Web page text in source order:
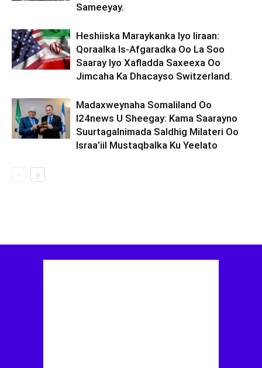
Sameeyay.
Heshiiska Maraykanka Iyo Iiraan:
Qoraalka Is-Afgaradka Oo La Soo
Saaray Iyo Xafladda Saxeexa Oo
Jimcaha Ka Dhacayso Switzerland.
Madaxweynaha Somaliland Oo
I24news U Sheegay: Kama Saarayno
Suurtagalnimada Saldhig Milateri Oo
Israa’iil Mustaqbalka Ku Yeelato